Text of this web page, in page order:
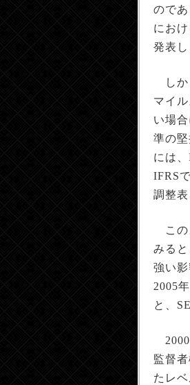
ので
にお
発表
しか
マイ
い場
準の
には
IFRS
調整
この
みる
強い
2005
と、
2000
監督
たレ